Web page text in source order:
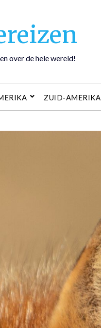
over de hele wereld!
ZUID-AMERIKA